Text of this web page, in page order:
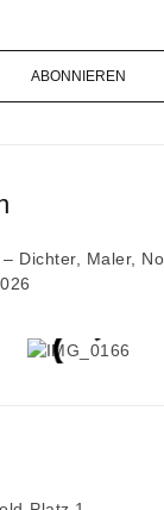
ABONNIEREN
– Dichter, Maler,